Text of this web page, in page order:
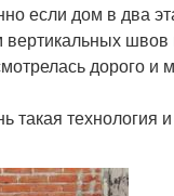
если дом в два
швов
дорого и
такая технология